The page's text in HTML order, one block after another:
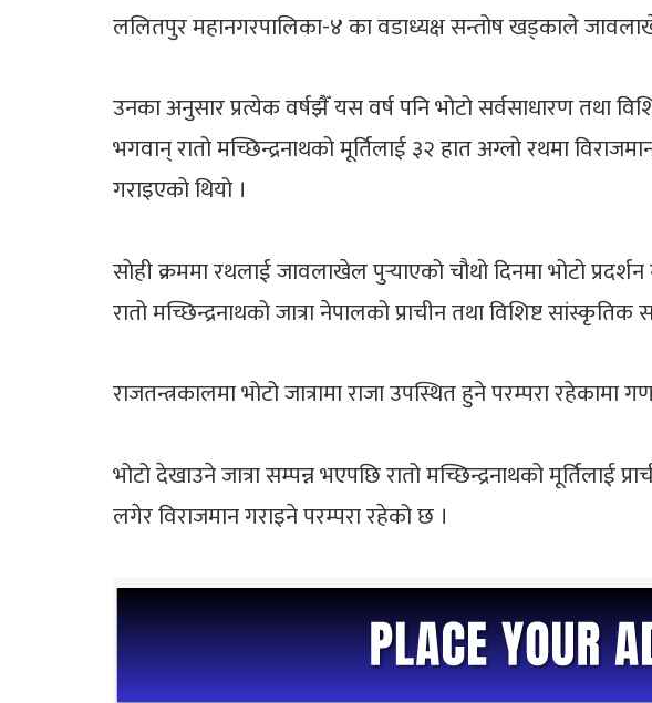
ललितपुर महानगरपालिका-४ का वडाध्यक्ष सन्तोष खड्काले
उनका अनुसार प्रत्येक वर्षझैँ यस वर्ष पनि भोटो सर्वसाधारण तथा
भगवान् रातो मच्छिन्द्रनाथको मूर्तिलाई ३२ हात अग्लो रथमा
गराइएको थियो ।
साेही क्रममा रथलाई जावलाखेल पुर्‍याएको चौथो दिनमा भोटो
रातो मच्छिन्द्रनाथको जात्रा नेपालको प्राचीन तथा विशिष्ट
राजतन्त्रकालमा भोटो जात्रामा राजा उपस्थित हुने परम्परा
भोटो देखाउने जात्रा सम्पन्न भएपछि रातो मच्छिन्द्रनाथको
लगेर विराजमान गराइने परम्परा रहेको छ ।